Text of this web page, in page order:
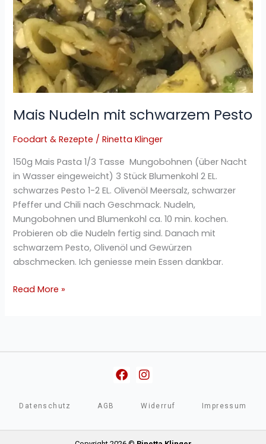
Mais Nudeln mit schwarzem Pesto
Foodart & Rezepte /Rinetta Klinger
150g Mais Pasta 1/3 Tasse Mungobohnen (über Nacht
in Wasser eingeweicht) 3 Stück Blumenkohl 2 EL.
schwarzes Pesto 1-2 EL. Olivenöl Meersalz, schwarzer
Pfeffer und Chili nach Geschmack. Nudeln,
Mungobohnen und Blumenkohl ca. 10 min. kochen.
Probieren ob die Nudeln fertig sind. Danach mit
schwarzem Pesto, Olivenöl und Gewürzen
abschmecken. Ich geniesse mein Essen dankbar.
Read More »
Facebook
Instagram
Datenschutz AGB Widerruf Impressum